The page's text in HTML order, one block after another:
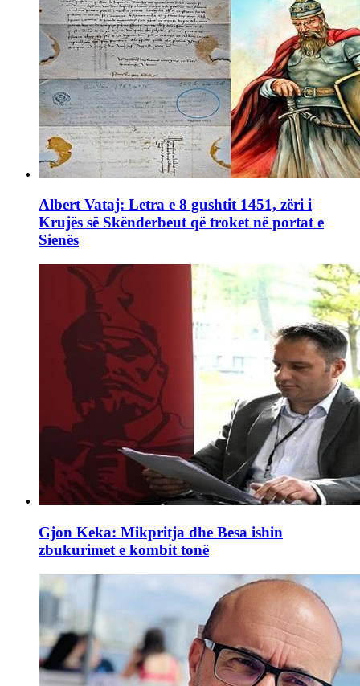
Albert Vataj: Letra e 8 gushtit 1451, zëri i
Krujës së Skënderbeut që troket në portat e
Sienës
Gjon Keka: Mikpritja dhe Besa ishin
zbukurimet e kombit tonë